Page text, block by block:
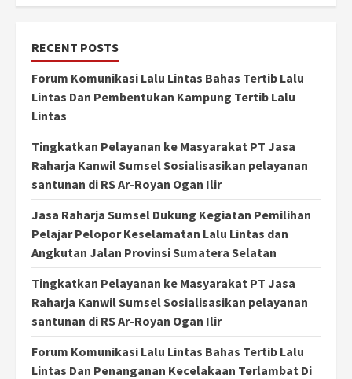
RECENT POSTS
Forum Komunikasi Lalu Lintas Bahas Tertib Lalu
Lintas Dan Pembentukan Kampung Tertib Lalu
Lintas
Tingkatkan Pelayanan ke Masyarakat PT Jasa
Raharja Kanwil Sumsel Sosialisasikan pelayanan
santunan di RS Ar-Royan Ogan Ilir
Jasa Raharja Sumsel Dukung Kegiatan Pemilihan
Pelajar Pelopor Keselamatan Lalu Lintas dan
Angkutan Jalan Provinsi Sumatera Selatan
Tingkatkan Pelayanan ke Masyarakat PT Jasa
Raharja Kanwil Sumsel Sosialisasikan pelayanan
santunan di RS Ar-Royan Ogan Ilir
Forum Komunikasi Lalu Lintas Bahas Tertib Lalu
Lintas Dan Penanganan Kecelakaan Terlambat Di